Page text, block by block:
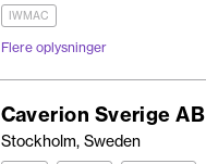
IWMAC
Flere oplysninger
Caverion Sverige AB
Stockholm, Sweden